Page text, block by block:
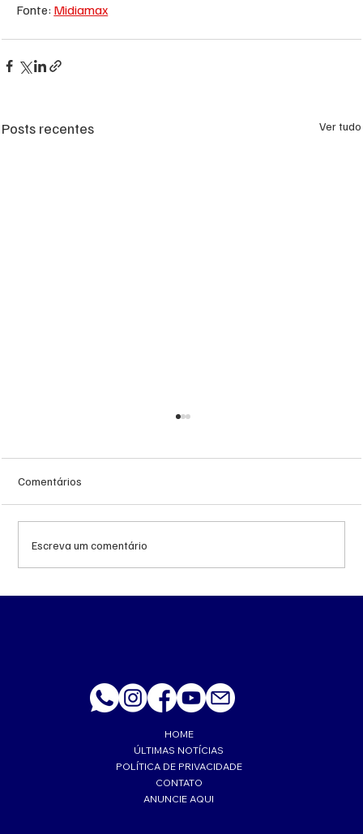
Fonte: Midiamax
Posts recentes Ver tudo
Comentários
Escreva um comentário
HOME
ÚLTIMAS NOTÍCIAS
POLÍTICA DE PRIVACIDADE
CONTATO
ANUNCIE AQUI